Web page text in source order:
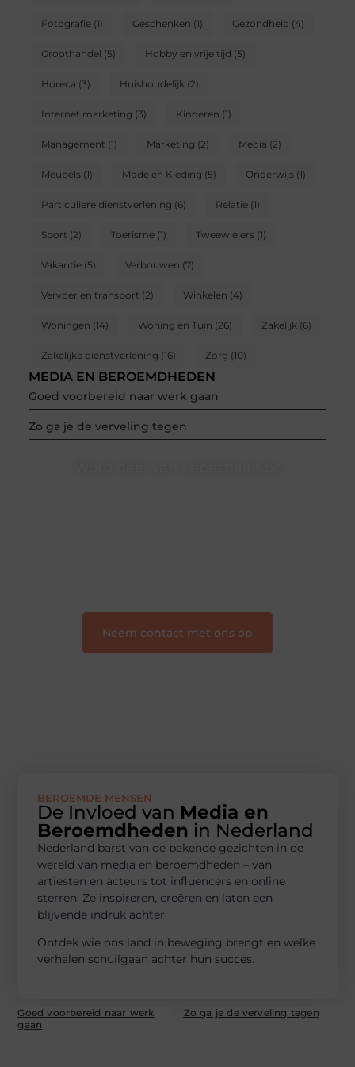
Fotografie(1) Geschenken (1) Gezondheid (4)
Groothandel (5) Hobby en vrije tijd (5)
Horeca (3) Huishoudelijk (2)
Internet marketing (3) Kinderen (1)
Management (1) Marketing (2) Media (2)
Meubels(1) Mode en Kleding (5) Onderwijs(1)
Particuliere dienstverlening (6) Relatie(1)
Sport (2) Toerisme(1) Tweewielers(1)
Vakantie(5) Verbouwen (7)
Vervoer en transport (2) Winkelen (4)
Woningen (14) Woning en Tuin (26) Zakelijk (6)
Zakelijke dienstverlening (16) Zorg (10)
MEDIA EN BEROEMDHEDEN
Goed voorbereid naar werk gaan
Zo ga je de verveling tegen
Neem contact met ons op
BEROEMDE MENSEN
De Invloed van Media en
Beroemdheden in Nederland
Nederland barst van de bekende gezichten in de
wereld van media en beroemdheden – van
artiesten en acteurs tot influencers en online
sterren. Ze inspireren, creëren en laten een
blijvende indruk achter.
Ontdek wie ons land in beweging brengt en welke
verhalen schuilgaan achter hun succes.
Goed voorbereid naar werk
gaan
Zo ga je de verveling tegen